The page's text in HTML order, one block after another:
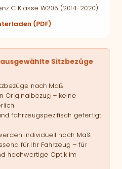
C Klasse W205 (2014-2020)
(PDF)
Sitzbezüge
nach Maß
Originalbezug – keine
fahrzeugspezifisch gefertigt
individuell nach Maß
für Ihr Fahrzeug – für
hochwertige Optik im